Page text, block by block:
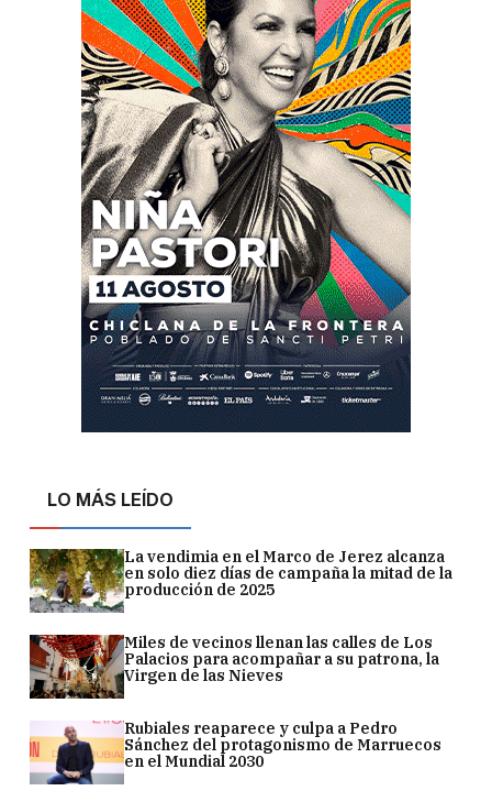
LO MÁS LEÍDO
La vendimia en el Marco de Jerez alcanza
en solo diez días de campaña la mitad de la
producción de 2025
Miles de vecinos llenan las calles de Los
Palacios para acompañar a su patrona, la
Virgen de las Nieves
Rubiales reaparece y culpa a Pedro
Sánchez del protagonismo de Marruecos
en el Mundial 2030